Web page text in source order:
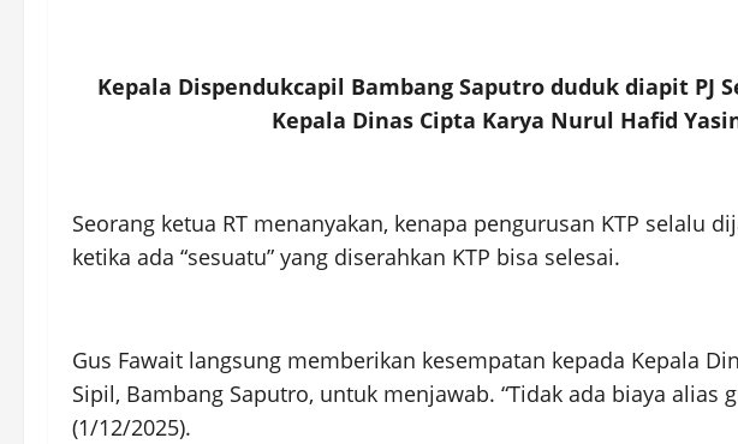
Kepala Dispendukcapil Bambang Saputro duduk diapit PJ
Kepala Dinas Cipta Karya Nurul Hafid
Seorang ketua RT menanyakan, kenapa pengurusan KTP selalu
ketika ada “sesuatu” yang diserahkan KTP bisa selesai.
Gus Fawait langsung memberikan kesempatan kepada Kepala
Sipil, Bambang Saputro, untuk menjawab. “Tidak ada biaya alias
(1/12/2025).